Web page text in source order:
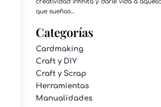
creatividad infinita y darle vida a
que sueñas…
Categorías
Cardmaking
Craft y DIY
Craft y Scrap
Herramientas
Manualidades